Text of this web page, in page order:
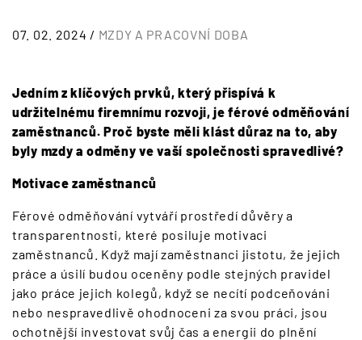
07. 02. 2024 / MZDY A PRACOVNÍ DOBA
Jedním z klíčových prvků, který přispívá k
udržitelnému firemnímu rozvoji, je férové odměňování
zaměstnanců. Proč byste měli klást důraz na to, aby
byly mzdy a odměny ve vaší společnosti spravedlivé?
Motivace zaměstnanců
Férové odměňování vytváří prostředí důvěry a
transparentnosti, které posiluje motivaci
zaměstnanců. Když mají zaměstnanci jistotu, že jejich
práce a úsilí budou oceněny podle stejných pravidel
jako práce jejich kolegů, když se necítí podceňováni
nebo nespravedlivě ohodnoceni za svou práci, jsou
ochotnější investovat svůj čas a energii do plnění